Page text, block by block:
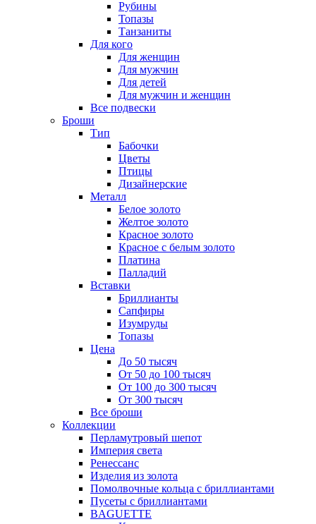
Рубины
Топазы
Танзаниты
Для кого
Для женщин
Для мужчин
Для детей
Для мужчин и женщин
Все подвески
Броши
Тип
Бабочки
Цветы
Птицы
Дизайнерские
Металл
Белое золото
Желтое золото
Красное золото
Красное с белым золото
Платина
Палладий
Вставки
Бриллианты
Сапфиры
Изумруды
Топазы
Цена
До 50 тысяч
От 50 до 100 тысяч
От 100 до 300 тысяч
От 300 тысяч
Все броши
Коллекции
Перламутровый шепот
Империя света
Ренессанс
Изделия из золота
Помолвочные кольца с бриллиантами
Пусеты с бриллиантами
BAGUETTE